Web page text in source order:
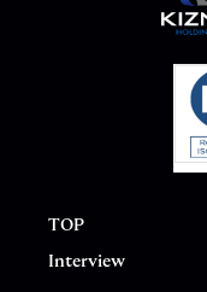
TOP
Interview